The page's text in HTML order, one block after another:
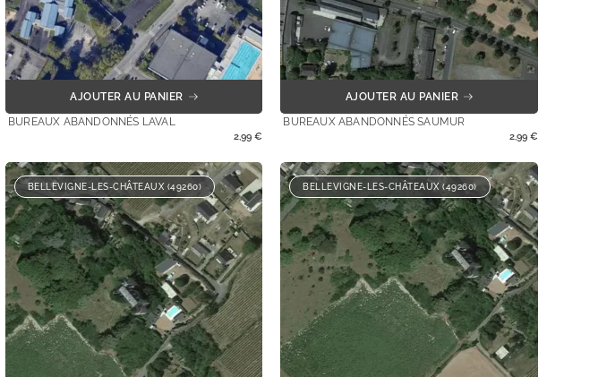
AJOUTER AU PANIER
BUREAUX ABANDONNÉS LAVAL
2,99€
AJOUTER AU PANIER
BUREAUX ABANDONNÉS SAUMUR
2,99 €
BELLEVIGNE-LES-CHÂTEAUX (49260) BELLEVIGNE-LES-CHÂTEAUX (49260)